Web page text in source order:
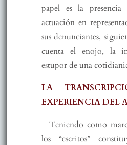
papel es la
actuación en
sus denunciantes,
cuenta el enojo, la
estupor de una
LA
EXPERIENCIA DEL
Teniendo como
los “escritos”